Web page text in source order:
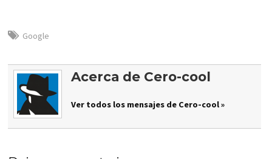
Google
Acerca de Cero-cool
Ver todos los mensajes de Cero-cool »